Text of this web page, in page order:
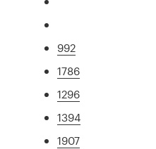
992
1786
1296
1394
1907